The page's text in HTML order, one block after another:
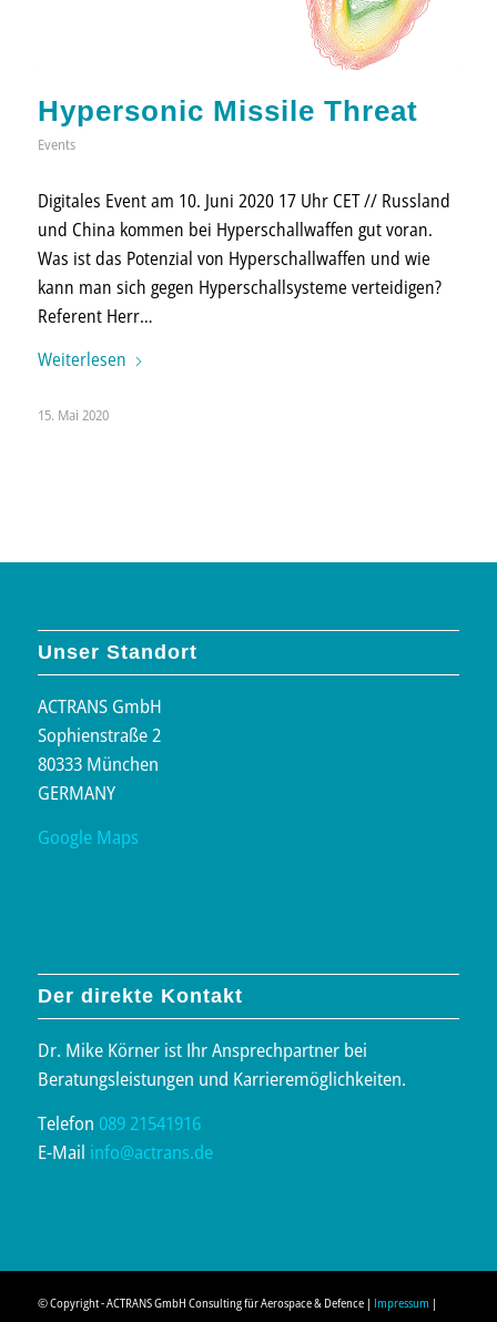
Hypersonic Missile Threat
Events
Digitales Event am 10. Juni 2020 17 Uhr CET // Russland
und China kommen bei Hyper­­schall­­waffen gut voran.
Was ist das Potenzial von Hyper­­schall­­waffen und wie
kann man sich gegen Hyper­­schall­­systeme ver­teidigen?
Referent Herr…
Weiterlesen
15. Mai 2020
Unser Standort
ACTRANS GmbH
Sophienstraße 2
80333 München
GERMANY
Google Maps
Der direkte Kontakt
Dr. Mike Körner ist Ihr Ansprechpartner bei
Beratungsleistungen und Karrieremöglichkeiten.
Telefon 089 21541916
E-Mail info@actrans.de
© Copyright - ACTRANS GmbH Consulting für Aerospace & Defence | Impressum |